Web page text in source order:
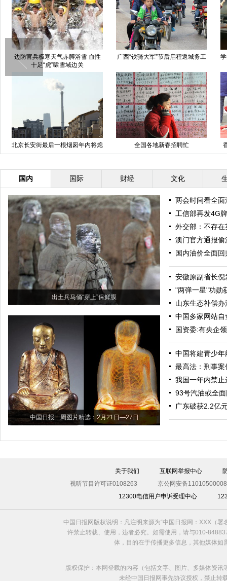
边防官兵极寒天气赤膊浴雪 血性
十足“虎”啸雪域边关
广西“铁骑大军”节后启程返城务工
北京长安街最后一根烟囱年内将熄
火
全国各地新春招聘忙
国内 国际 财经 文化
出土兵马俑“穿上”保鲜膜
中国日报一周图片精选：2月21日—27日
两会时间看全面
工信部再发4G
外交部：不存在
澳门官方通报
国内油价全面回
安徽原副省长
"两弹一星"功勋
山东生态补偿办
中国多家网站
国资委:有央企
中国将建青少
最高法：刑事
我国一年内禁
93号汽油或全面
广东破获2.2亿
关于我们 互联网举报中心
视听节目许可证0108263
京公网安备
12300电信用户申诉受理中心
中国日报网版权说明：凡注明来源为“中国日报网：XXX（
许禁止转载、使用，违者必究。如需使用，请与010-
体，目的在于传播更多信息，其他媒体
版权保护：本网登载的内容（包括文字、图片、多媒体资
未经中国日报网事先协议授权，禁止转